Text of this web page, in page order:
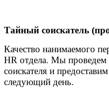
Тайный соискатель
Качество нанимаемого
HR отдела. Мы проведем
соискателя и
следующий день.